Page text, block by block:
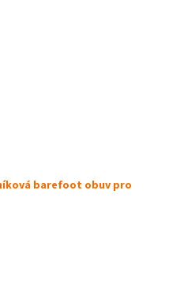
barefoot obuv pro